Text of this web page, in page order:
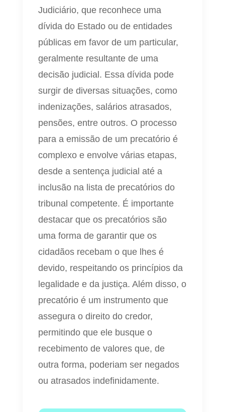
Judiciário, que reconhece uma
dívida do Estado ou de entidades
públicas em favor de um particular,
geralmente resultante de uma
decisão judicial. Essa dívida pode
surgir de diversas situações, como
indenizações, salários atrasados,
pensões, entre outros. O processo
para a emissão de um precatório é
complexo e envolve várias etapas,
desde a sentença judicial até a
inclusão na lista de precatórios do
tribunal competente. É importante
destacar que os precatórios são
uma forma de garantir que os
cidadãos recebam o que lhes é
devido, respeitando os princípios da
legalidade e da justiça. Além disso, o
precatório é um instrumento que
assegura o direito do credor,
permitindo que ele busque o
recebimento de valores que, de
outra forma, poderiam ser negados
ou atrasados indefinidamente.